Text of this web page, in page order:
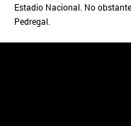
Estadio Nacional. No
Pedregal.